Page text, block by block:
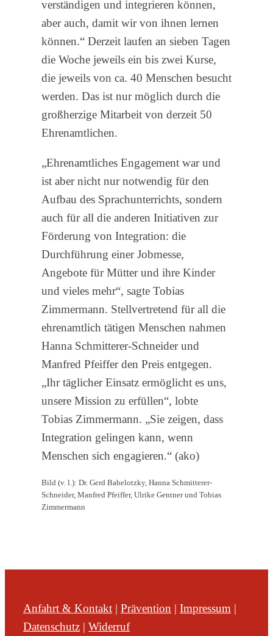
verständigen und integrieren können,
aber auch, damit wir von ihnen lernen
können.“ Derzeit laufen an sieben Tagen
die Woche jeweils ein bis zwei Kurse,
die jeweils von ca. 40 Menschen besucht
werden. Das ist nur möglich durch die
großherzige Mitarbeit von derzeit 50
Ehrenamtlichen.
„Ehrenamtliches Engagement war und
ist aber nicht nur notwendig für den
Aufbau des Sprachunterrichts, sondern
auch für all die anderen Initiativen zur
Förderung von Integration: die
Durchführung einer Jobmesse,
Angebote für Mütter und ihre Kinder
und vieles mehr“, sagte Tobias
Zimmermann. Stellvertretend für all die
ehrenamtlich tätigen Menschen nahmen
Hanna Schmitterer-Schneider und
Manfred Pfeiffer den Preis entgegen.
„Ihr täglicher Einsatz ermöglicht es uns,
unsere Mission zu erfüllen“, lobte
Tobias Zimmermann. „Sie zeigen, dass
Integration gelingen kann, wenn
Menschen sich engagieren.“ (ako)
Bild (v. l.): Dr. Gerd Babelotzky, Hanna Schmitterer-
Schneider, Manfred Pfeiffer, Ulrike Gentner und Tobias
Zimmermann
Anfahrt & Kontakt | Prävention | Impressum |
Datenschutz | Widerruf